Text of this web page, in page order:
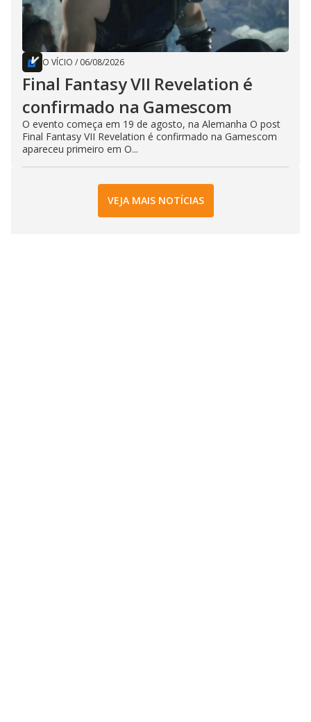
O VÍCIO / 06/08/2026
Final Fantasy VII Revelation é
confirmado na Gamescom
O evento começa em 19 de agosto, na Alemanha O post
Final Fantasy VII Revelation é confirmado na Gamescom
apareceu primeiro em O...
VEJA MAIS NOTÍCIAS